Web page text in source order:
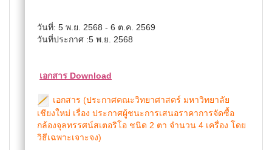
วันที่: 5 พ.ย. 2568 - 6 ต.ค. 2569
วันที่ประกาศ :5 พ.ย. 2568
เอกสาร Download
เอกสาร (ประกาศคณะวิทยาศาสตร์ มหาวิทยาลัย
เชียงใหม่ เรื่อง ประกาศผู้ชนะการเสนอราคาการจัดซื้อ
กล้องจุลทรรศน์สเตอริโอ ชนิด 2 ตา จำนวน 4 เครื่อง โดย
วิธีเฉพาะเจาะจง)